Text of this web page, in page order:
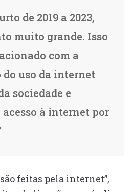
de 2019 a 2023,
muito grande. Isso
com a
do uso da internet
sociedade e
à internet por
feitas pela internet”,